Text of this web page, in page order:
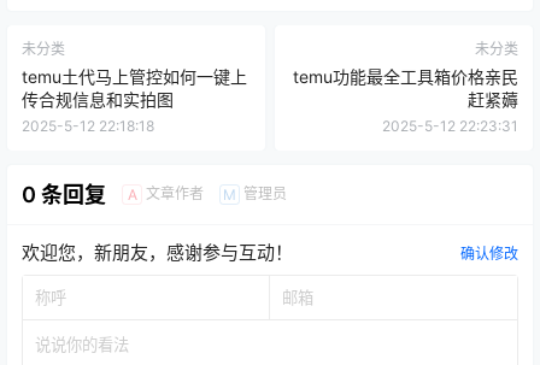
未分类
temu土代马上管控如何一键上
传合规信息和实拍图
2025-5-12 22:18:18
未分类
temu功能最全工具箱价格亲民
赶紧薅
2025-5-12 22:23:31
0 条回复 A 文章作者 M 管理员
欢迎您，新朋友，感谢参与互动！ 确认修改